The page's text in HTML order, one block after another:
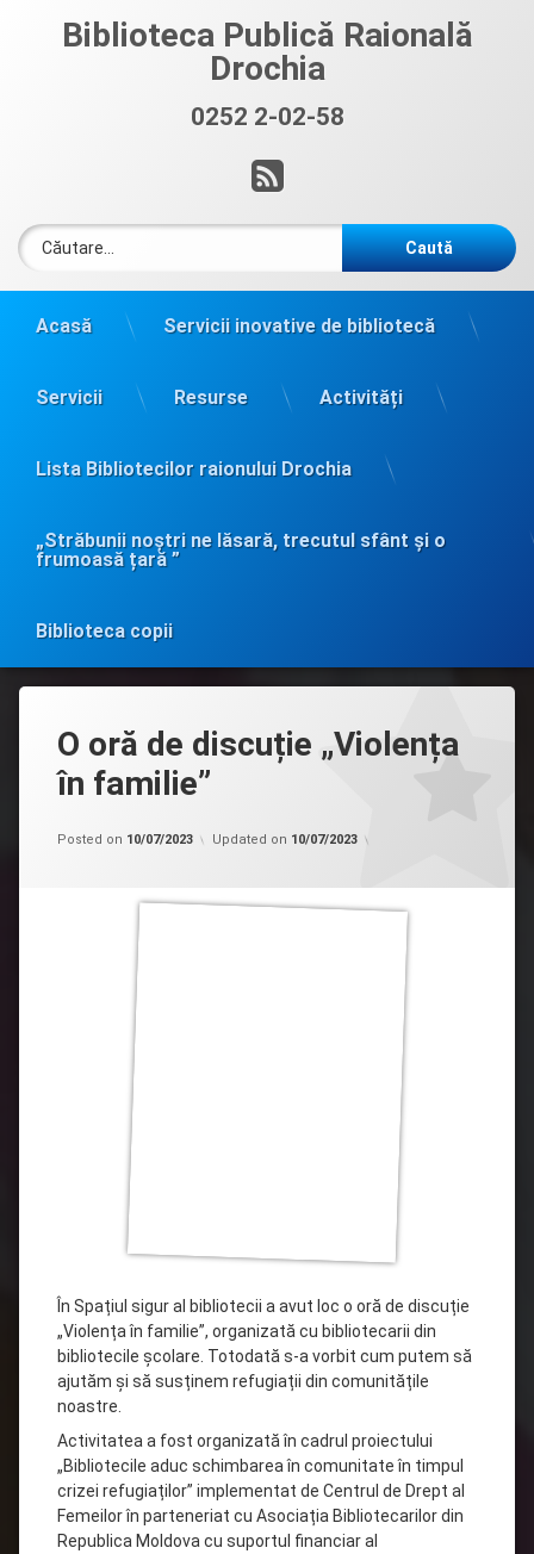
Biblioteca Publică Raională
Drochia
0252 2-02-58
RSS
Caută după:
Acasă Servicii inovative de bibliotecă
Servicii Resurse Activități
Lista Bibliotecilor raionului Drochia
„Străbunii noștri ne lăsară, trecutul sfânt și o
frumoasă țară ”
Biblioteca copii
O oră de discuție „Violența
în familie”
Posted on 10/07/2023 Updated on 10/07/2023
În Spațiul sigur al bibliotecii a avut loc o oră de discuție
„Violența în familie”, organizată cu bibliotecarii din
bibliotecile școlare. Totodată s-a vorbit cum putem să
ajutăm și să susținem refugiații din comunitățile
noastre.
Activitatea a fost organizată în cadrul proiectului
„Bibliotecile aduc schimbarea în comunitate în timpul
crizei refugiaților” implementat de Centrul de Drept al
Femeilor în parteneriat cu Asociația Bibliotecarilor din
Republica Moldova cu suportul financiar al